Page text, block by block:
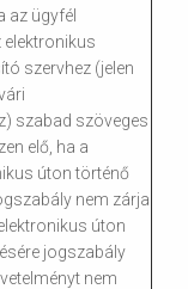
az ügyfél
szervhez (jelen
szabad szöveges
elő, ha a
úton történő
nem zárja
úton
jogszabály
nem